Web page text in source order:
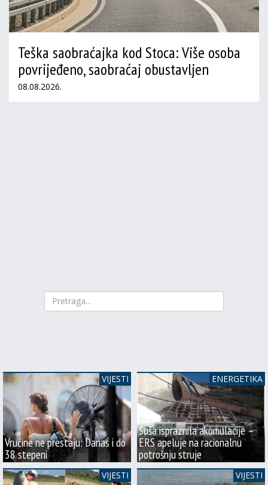
Teška saobraćajka kod Stoca: Više osoba
povrijeđeno, saobraćaj obustavljen
08.08.2026.
Vrućine ne prestaju: Danas i do
38 stepeni
VIJESTI
Suša ispraznila akumulacije –
ERS apeluje na racionalnu
potrošnju struje
ENERGETIKA
VIJESTI VIJESTI